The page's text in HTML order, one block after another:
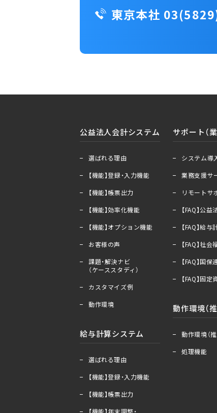
東京本社
公益法人会計システム
選ばれる理由
【機能】登録・入力機能
【機能】帳票出力
【機能】効率化機能
【機能】オプション機能
お客様の声
課題・解決ナビ
（ケーススタディ）
カスタマイズ例
動作環境
給与計算システム
選ばれる理由
【機能】登録・入力機能
【機能】帳票出力
サポート（
システム導
業務支援サ
リモートサ
【FAQ】公
【FAQ】給
【FAQ】社
【FAQ】国
【FAQ】固
動作環境（
動作環境（推
処理機能